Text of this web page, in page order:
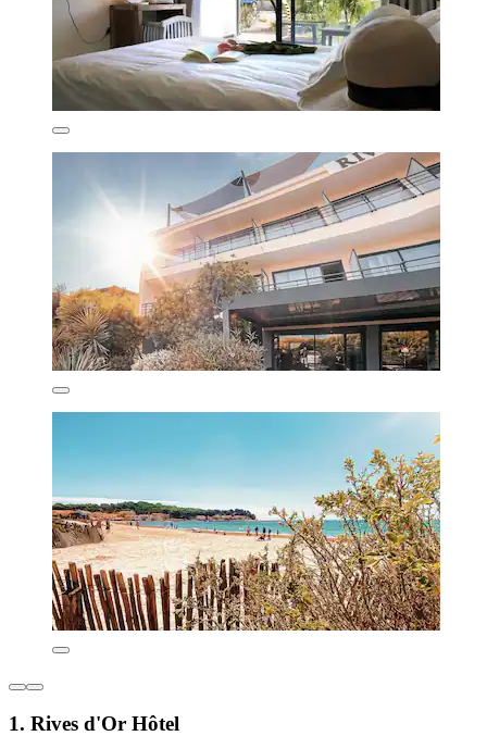
1. Rives d'Or Hôtel